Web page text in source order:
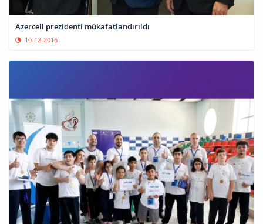
Azercell prezidenti mükafatlandırıldı
10-12-2016